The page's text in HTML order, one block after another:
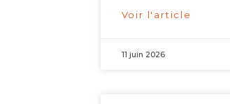
Voir l'article
11 juin 2026